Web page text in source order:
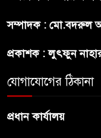
সম্পাদক : মো.বদরুল
প্রকাশক : লুৎফুন
যোগাযোগের ঠিকানা
প্রধান কার্যালয়